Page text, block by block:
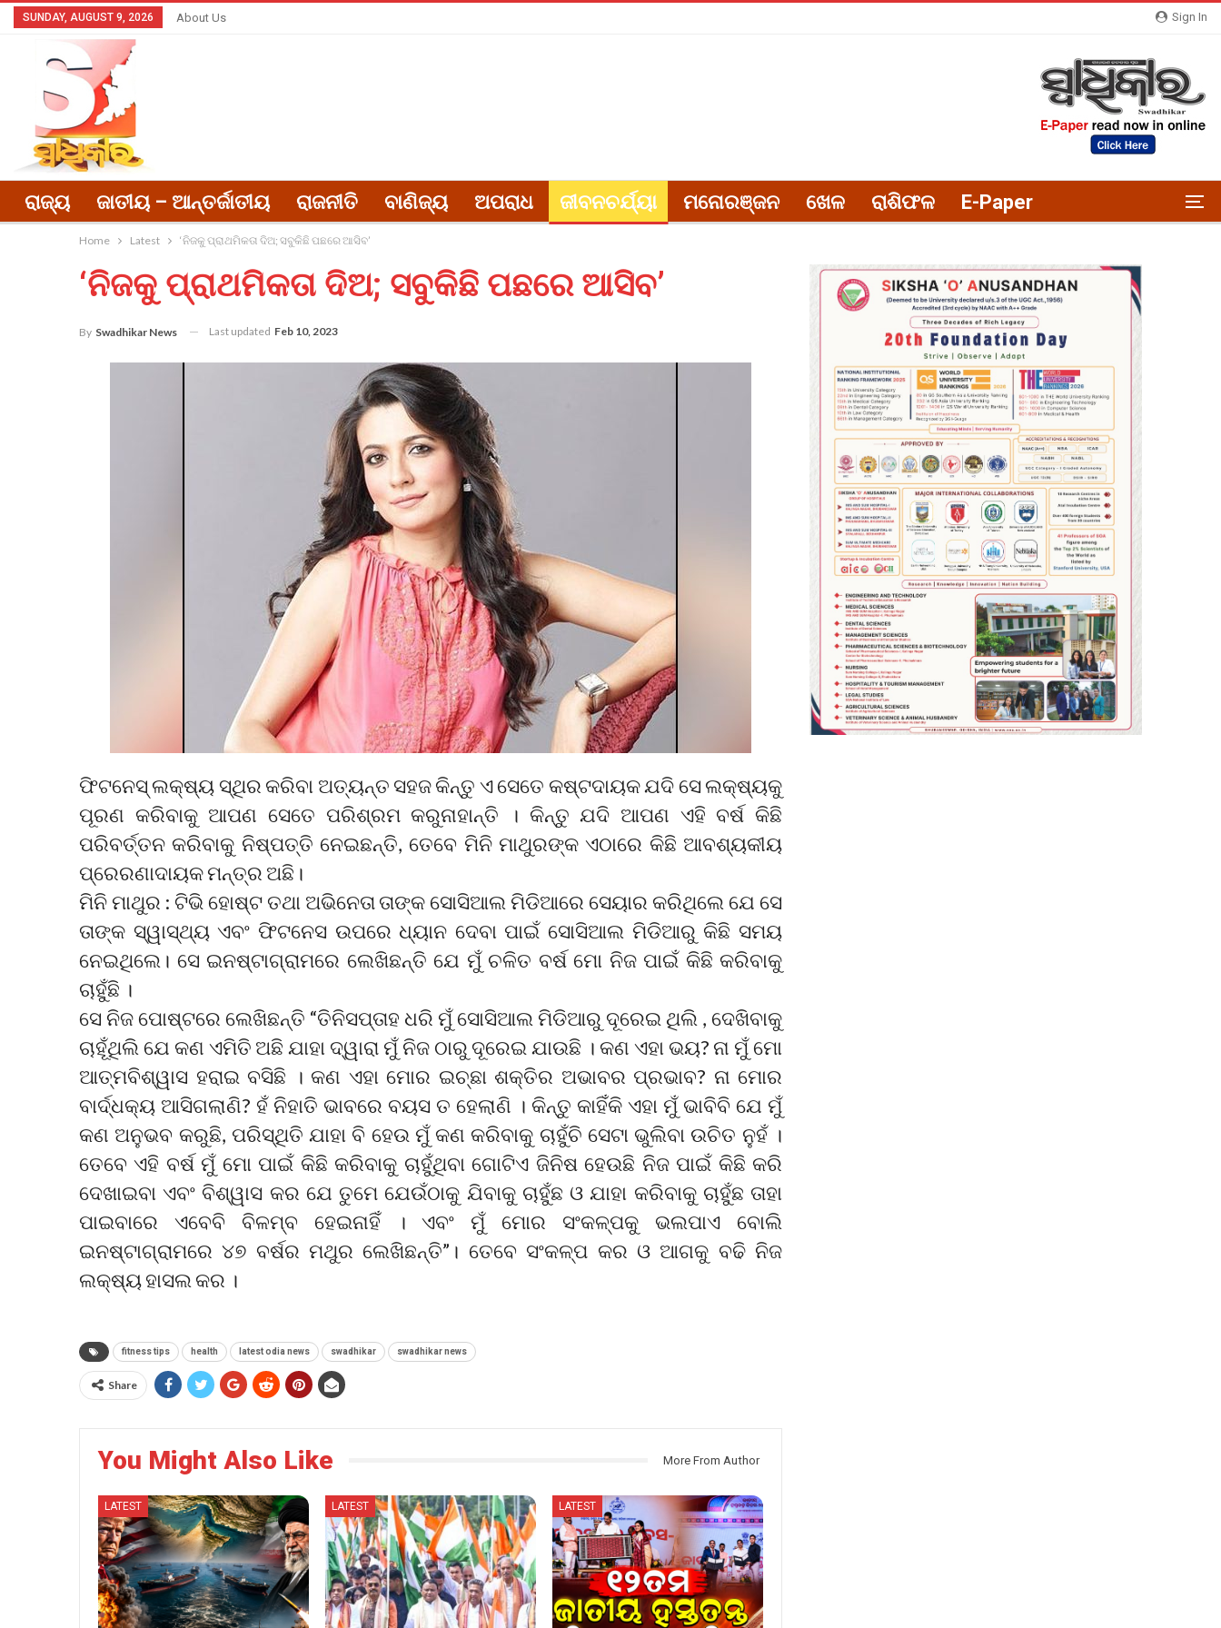
Sign In
SUNDAY, AUGUST 9, 2026 About Us
ରାଜ୍ୟ ଜାତୀୟ – ଆନ୍ତର୍ଜାତୀୟ ରାଜନୀତି ବାଣିଜ୍ୟ ଅପରାଧ ଜୀବନଚର୍ଯ୍ୟା ମନୋରଞ୍ଜନ ଖେଳ ରାଶିଫଳ E-Paper
Home Latest ‘ନିଜକୁ ପ୍ରାଥମିକତା ଦିଅ; ସବୁକିଛି ପଛରେ ଆସିବ’
‘ନିଜକୁ ପ୍ରାଥମିକତା ଦିଅ; ସବୁକିଛି ପଛରେ ଆସିବ’
By Swadhikar News Last updated Feb 10, 2023
ଫିଟନେସ୍ ଲକ୍ଷ୍ୟ ସ୍ଥିର କରିବା ଅତ୍ୟନ୍ତ ସହଜ କିନ୍ତୁ ଏ ସେତେ କଷ୍ଟଦାୟକ ଯଦି ସେ ଲକ୍ଷ୍ୟକୁ
ପୂରଣ କରିବାକୁ ଆପଣ ସେତେ ପରିଶ୍ରମ କରୁନାହାନ୍ତି । କିନ୍ତୁ ଯଦି ଆପଣ ଏହି ବର୍ଷ କିଛି
ପରିବର୍ତ୍ତନ କରିବାକୁ ନିଷ୍ପତ୍ତି ନେଇଛନ୍ତି, ତେବେ ମିନି ମାଥୁରଙ୍କ ଏଠାରେ କିଛି ଆବଶ୍ୟକୀୟ
ପ୍ରେରଣାଦାୟକ ମନ୍ତ୍ର ଅଛି।
ମିନି ମାଥୁର : ଟିଭି ହୋଷ୍ଟ ତଥା ଅଭିନେତା ତାଙ୍କ ସୋସିଆଲ ମିଡିଆରେ ସେୟାର କରିଥିଲେ ଯେ ସେ
ତାଙ୍କ ସ୍ୱାସ୍ଥ୍ୟ ଏବଂ ଫିଟନେସ ଉପରେ ଧ୍ୟାନ ଦେବା ପାଇଁ ସୋସିଆଲ ମିଡିଆରୁ କିଛି ସମୟ
ନେଇଥିଲେ। ସେ ଇନଷ୍ଟାଗ୍ରାମରେ ଲେଖିଛନ୍ତି ଯେ ମୁଁ ଚଳିତ ବର୍ଷ ମୋ ନିଜ ପାଇଁ କିଛି କରିବାକୁ
ଚାହୁଁଛି ।
ସେ ନିଜ ପୋଷ୍ଟରେ ଲେଖିଛନ୍ତି “ତିନିସପ୍ତାହ ଧରି ମୁଁ ସୋସିଆଲ ମିଡିଆରୁ ଦୂରେଇ ଥିଲି , ଦେଖିବାକୁ
ଚାହୂଁଥିଲି ଯେ କଣ ଏମିତି ଅଛି ଯାହା ଦ୍ୱାରା ମୁଁ ନିଜ ଠାରୁ ଦୂରେଇ ଯାଉଛି । କଣ ଏହା ଭୟ? ନା ମୁଁ ମୋ
ଆତ୍ମବିଶ୍ୱାସ ହରାଇ ବସିଛି । କଣ ଏହା ମୋର ଇଚ୍ଛା ଶକ୍ତିର ଅଭାବର ପ୍ରଭାବ? ନା ମୋର
ବାର୍ଦ୍ଧକ୍ୟ ଆସିଗଲାଣି? ହଁ ନିହାତି ଭାବରେ ବୟସ ତ ହେଲାଣି । କିନ୍ତୁ କାହିଁକି ଏହା ମୁଁ ଭାବିବି ଯେ ମୁଁ
କଣ ଅନୁଭବ କରୁଛି, ପରିସ୍ଥିତି ଯାହା ବି ହେଉ ମୁଁ କଣ କରିବାକୁ ଚାହୁଁଚି ସେଟା ଭୁଲିବା ଉଚିତ ନୁହଁ ।
ତେବେ ଏହି ବର୍ଷ ମୁଁ ମୋ ପାଇଁ କିଛି କରିବାକୁ ଚାହୁଁଥିବା ଗୋଟିଏ ଜିନିଷ ହେଉଛି ନିଜ ପାଇଁ କିଛି କରି
ଦେଖାଇବା ଏବଂ ବିଶ୍ୱାସ କର ଯେ ତୁମେ ଯେଉଁଠାକୁ ଯିବାକୁ ଚାହୁଁଛ ଓ ଯାହା କରିବାକୁ ଚାହୁଁଛ ତାହା
ପାଇବାରେ ଏବେବି ବିଳମ୍ବ ହେଇନାହିଁ । ଏବଂ ମୁଁ ମୋର ସଂକଳ୍ପକୁ ଭଲପାଏ ବୋଲି
ଇନଷ୍ଟାଗ୍ରାମରେ ୪୭ ବର୍ଷର ମଥୁର ଲେଖିଛନ୍ତି”। ତେବେ ସଂକଳ୍ପ କର ଓ ଆଗକୁ ବଢି ନିଜ
ଲକ୍ଷ୍ୟ ହାସଲ କର ।
fitness tips health latest odia news swadhikar swadhikar news
Share
You Might Also Like More From Author
LATEST LATEST LATEST